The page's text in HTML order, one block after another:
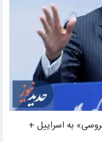
به اسراییل +